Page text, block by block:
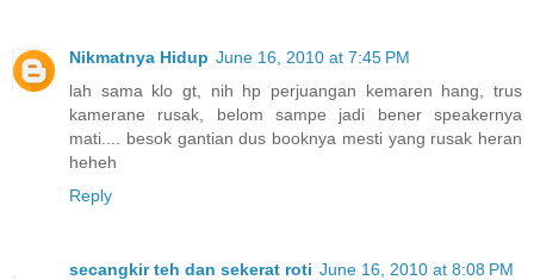
Nikmatnya Hidup June 16, 2010 at 7:45 PM
lah sama klo gt, nih hp perjuangan kemaren hang, trus
kamerane rusak, belom sampe jadi bener speakernya
mati.... besok gantian dus booknya mesti yang rusak heran
heheh
Reply
secangkir teh dan sekerat roti June 16, 2010 at 8:08 PM